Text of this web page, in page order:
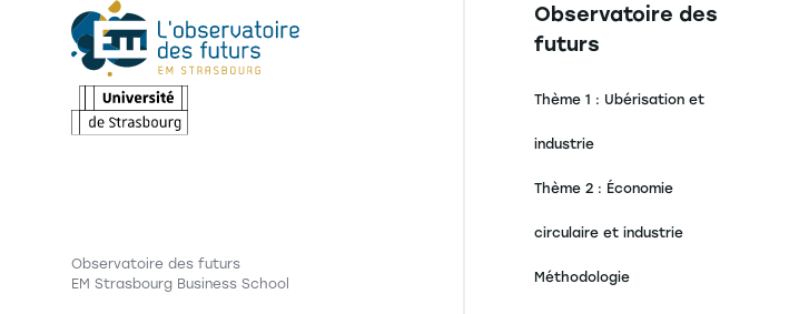
Observatoire des futurs
EM Strasbourg Business School
Navigation principale footer
Observatoire des
futurs
Thème 1 : Ubérisation et
industrie
Thème 2 : Économie
circulaire et industrie
Méthodologie